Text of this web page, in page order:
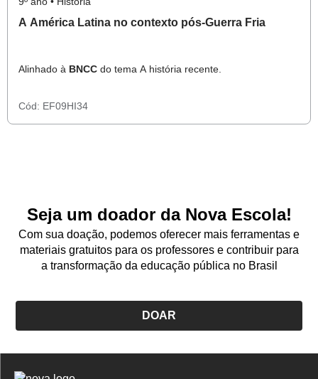
A América Latina no contexto pós-Guerra Fria
Alinhado à BNCC do tema A história recente.
Cód: EF09HI34
Seja um doador da Nova Escola!
Com sua doação, podemos oferecer mais ferramentas e
materiais gratuitos para os professores e contribuir para
a transformação da educação pública no Brasil
DOAR